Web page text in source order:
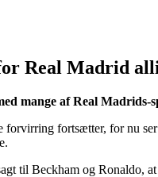
Real Madrid
mange af Real
fortsætter, for nu
til Beckham og Ronaldo,